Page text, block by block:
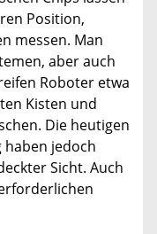
Position,
messen. Man
aber auch
Roboter etwa
Kisten und
Die heutigen
jedoch
Sicht. Auch